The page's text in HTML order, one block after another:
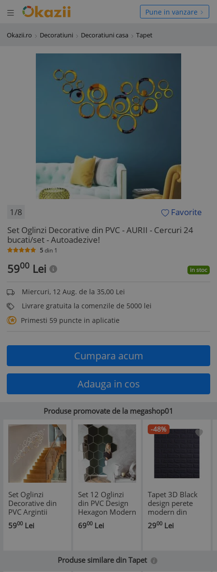
Deschide meniul
meniul Pune in vanzare
Okazii.ro Decoratiuni Decoratiuni casa Tapet
1/8
Favorite
Set Oglinzi Decorative din PVC - AURII - Cercuri 24
bucati/set - Autoadezive!
5din 1
5900 Lei in stoc
Miercuri, 12 Aug. de la 35,00 Lei
Livrare gratuita la comenzile de 5000 lei
Primesti 59 puncte in aplicatie
Cumpara acum
Adauga in cos
Produse promovate de la megashop01
Set Oglinzi
Decorative din
PVC Argintii
Cercuri 24
bucati/set
5900 Lei
Set 12 Oglinzi
din PVC Design
Hexagon Modern
Silver M Size -
Autoadezive!
6900 Lei
-48%
Tapet 3D Black
design perete
modern din
caramida in
relief, Autoadeziv
2900 Lei
Produse similare din Tapet